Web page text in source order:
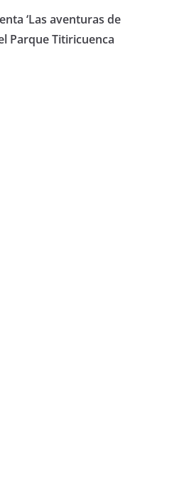
‘Las aventuras de
Parque Titiricuenca